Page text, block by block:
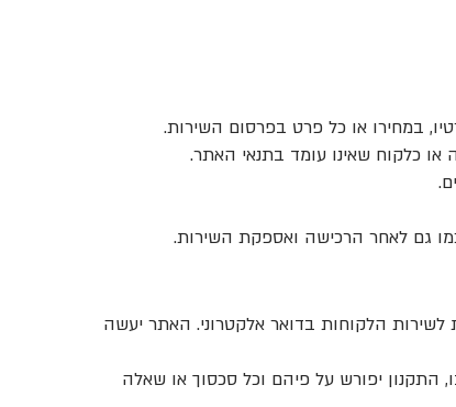
במחירו או כל פרט בפרסום השירות.
כלקוח שאינו עומד בתנאי האתר.
גם לאחר הרכישה ואספקת השירות.
לשירות הלקוחות בדואר אלקטרוני. האתר יעשה
התקנון יפורש על פיהם וכל סכסוך או שאלה